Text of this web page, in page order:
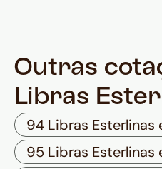
Outras
Libras
94 Libras Esterlinas
95 Libras Esterlinas